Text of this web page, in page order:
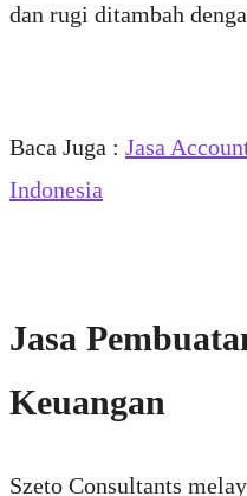
dan rugi ditambah
Baca Juga : Jasa
Indonesia
Jasa
Keuangan
Szeto Consultants